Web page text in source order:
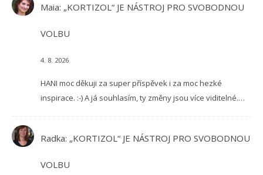
Maia: „KORTIZOL“ JE NÁSTROJ PRO SVOBODNOU
VOLBU
4. 8. 2026
HANI moc děkuji za super příspěvek i za moc hezké
inspirace. :-) A já souhlasím, ty změny jsou více viditelné.…
Radka: „KORTIZOL“ JE NÁSTROJ PRO SVOBODNOU
VOLBU